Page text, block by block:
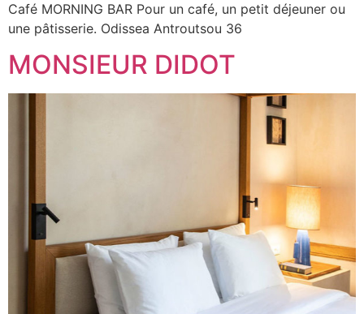
Café MORNING BAR Pour un café, un petit déjeuner ou
une pâtisserie. Odissea Antroutsou 36
MONSIEUR DIDOT